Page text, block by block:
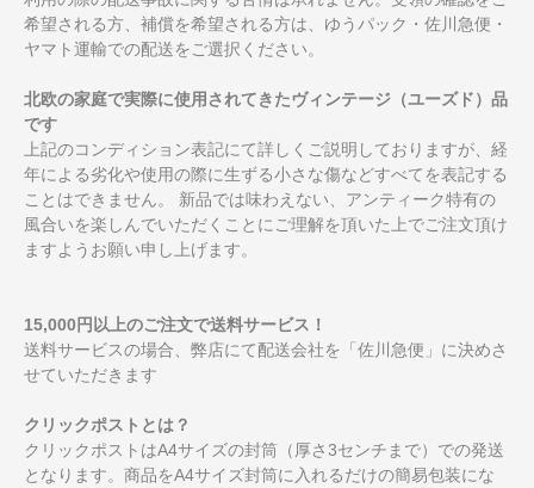
希望される方、補償を希望される方は、ゆうパック・佐川急便・
ヤマト運輸での配送をご選択ください。
北欧の家庭で実際に使用されてきたヴィンテージ（ユーズド）品
です
上記のコンディション表記にて詳しくご説明しておりますが、経
年による劣化や使用の際に生ずる小さな傷などすべてを表記する
ことはできません。 新品では味わえない、アンティーク特有の
風合いを楽しんでいただくことにご理解を頂いた上でご注文頂け
ますようお願い申し上げます。
15,000円以上のご注文で送料サービス！
送料サービスの場合、弊店にて配送会社を「佐川急便」に決めさ
せていただきます
クリックポストとは？
クリックポストはA4サイズの封筒（厚さ3センチまで）での発送
となります。商品をA4サイズ封筒に入れるだけの簡易包装にな